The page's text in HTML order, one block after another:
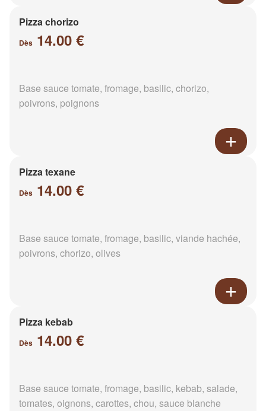
Pizza chorizo
Dès 14.00 €
Base sauce tomate, fromage, basilic, chorizo,
poivrons, poignons
Pizza texane
Dès 14.00 €
Base sauce tomate, fromage, basilic, viande hachée,
poivrons, chorizo, olives
Pizza kebab
Dès 14.00 €
Base sauce tomate, fromage, basilic, kebab, salade,
tomates, oignons, carottes, chou, sauce blanche